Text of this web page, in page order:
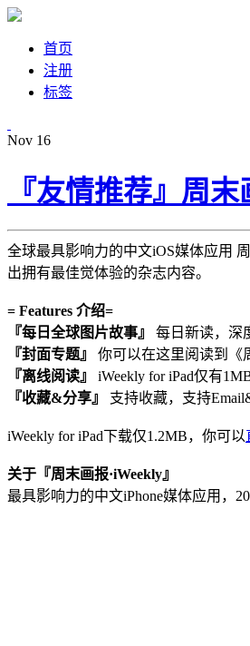
首页
注册
标签
Nov 16
『友情推荐』周
全球最具影响力的中文iOS媒体应用
出拥有最佳觉体验的杂志内容。
= Features 介绍=
『每日全球图片故事』
每日新读，深
『封面专题』 你可以在这里阅读到《
『离线阅读』
iWeekly for iPad仅有
『收藏&分享』 支持收藏，支持
iWeekly for iPad下载仅1.2MB，你可以
关于『周末画报·iWeekly』
最具影响力的中文iPhone媒体应用，